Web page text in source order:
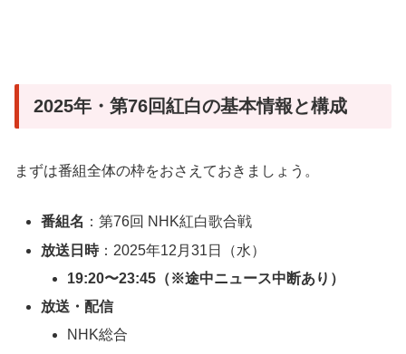
2025年・第76回紅白の基本情報と構成
まずは番組全体の枠をおさえておきましょう。
番組名 ：第76回 NHK紅白歌合戦
放送日時：2025年12月31日（水）
19:20〜23:45（※途中ニュース中断あり）
放送・配信
NHK総合